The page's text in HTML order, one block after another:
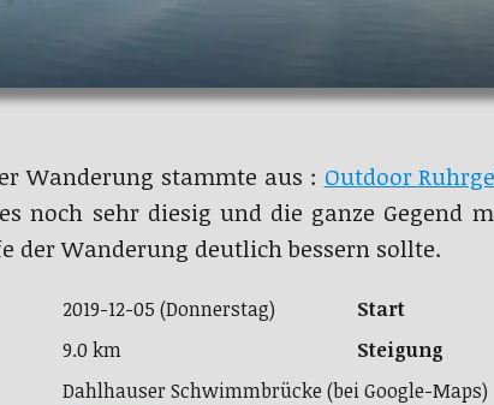
Wanderung stammte aus : Outdoor
noch sehr diesig und die ganze Gegend
der Wanderung deutlich bessern sollte.
2019-12-05 (Donnerstag) Start
9.0 km
Dahlhauser Schwimmbrücke (bei Google-Maps)